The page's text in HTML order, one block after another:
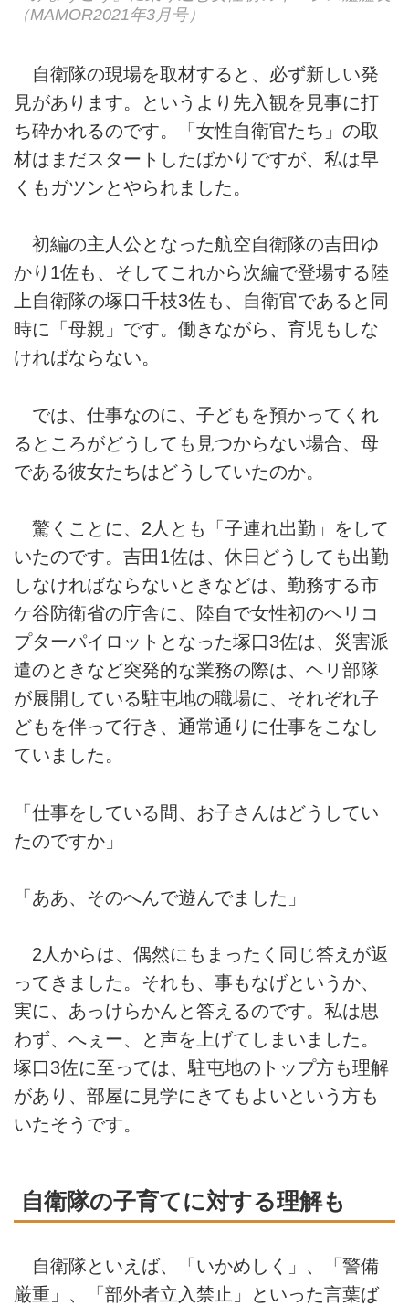
（MAMOR2021年3月号）
自衛隊の現場を取材すると、必ず新しい発
見があります。というより先入観を見事に打
ち砕かれるのです。「女性自衛官たち」の取
材はまだスタートしたばかりですが、私は早
くもガツンとやられました。
初編の主人公となった航空自衛隊の吉田ゆ
かり1佐も、そしてこれから次編で登場する陸
上自衛隊の塚口千枝3佐も、自衛官であると同
時に「母親」です。働きながら、育児もしな
ければならない。
では、仕事なのに、子どもを預かってくれ
るところがどうしても見つからない場合、母
である彼女たちはどうしていたのか。
驚くことに、2人とも「子連れ出勤」をして
いたのです。吉田1佐は、休日どうしても出勤
しなければならないときなどは、勤務する市
ケ谷防衛省の庁舎に、陸自で女性初のヘリコ
プターパイロットとなった塚口3佐は、災害派
遣のときなど突発的な業務の際は、ヘリ部隊
が展開している駐屯地の職場に、それぞれ子
どもを伴って行き、通常通りに仕事をこなし
ていました。
「仕事をしている間、お子さんはどうしてい
たのですか」
「ああ、そのへんで遊んでました」
2人からは、偶然にもまったく同じ答えが返
ってきました。それも、事もなげというか、
実に、あっけらかんと答えるのです。私は思
わず、へぇー、と声を上げてしまいました。
塚口3佐に至っては、駐屯地のトップ方も理解
があり、部屋に見学にきてもよいという方も
いたそうです。
自衛隊の子育てに対する理解も
自衛隊といえば、「いかめしく」、「警備
厳重」、「部外者立入禁止」といった言葉ば